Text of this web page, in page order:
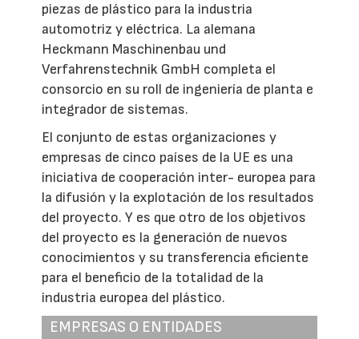
piezas de plástico para la industria
automotriz y eléctrica. La alemana
Heckmann Maschinenbau und
Verfahrenstechnik GmbH completa el
consorcio en su roll de ingeniería de planta e
integrador de sistemas.
El conjunto de estas organizaciones y
empresas de cinco países de la UE es una
iniciativa de cooperación inter- europea para
la difusión y la explotación de los resultados
del proyecto. Y es que otro de los objetivos
del proyecto es la generación de nuevos
conocimientos y su transferencia eficiente
para el beneficio de la totalidad de la
industria europea del plástico.
EMPRESAS O ENTIDADES